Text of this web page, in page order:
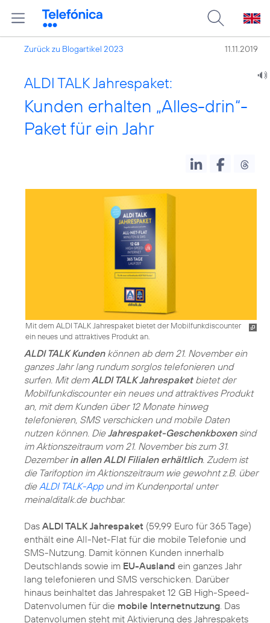
Zurück zu Blogartikel 2023 11.11.2019
ALDI TALK Jahrespaket:
Kunden erhalten „Alles-drin“-
Paket für ein Jahr
Mit dem ALDI TALK Jahrespaket bietet der Mobilfunkdiscounter
ein neues und attraktives Produkt an.
ALDI TALK Kundenkönnen ab dem 21. November ein
ganzes Jahr lang rundum sorglos telefonieren und
surfen. Mit demALDI TALK Jahrespaketbietet der
Mobilfunkdiscounter ein neues und attraktives Produkt
an, mit dem Kunden über 12 Monate hinweg
telefonieren, SMS verschicken und mobile Daten
nutzen können. DieJahrespaket-Geschenkboxensind
im Aktionszeitraum vom 21. November bis zum 31.
Dezemberin allen ALDI Filialen erhältlich. Zudem ist
die Tarifoption im Aktionszeitraum wie gewohnt z.B. über
die ALDI TALK-Appund im Kundenportal unter
meinalditalk.de buchbar.
Das ALDI TALK Jahrespaket (59,99 Euro für 365 Tage)
enthält eine All-Net-Flat für die mobile Telefonie und
SMS-Nutzung. Damit können Kunden innerhalb
Deutschlands sowie im EU-Ausland ein ganzes Jahr
lang telefonieren und SMS verschicken. Darüber
hinaus beinhaltet das Jahrespaket 12 GB High-Speed-
Datenvolumen für die mobile Internetnutzung . Das
Datenvolumen steht mit Aktivierung des Jahrespakets